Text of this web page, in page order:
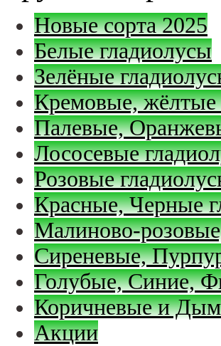
Новые сорта 2025
Белые гладиолусы
Зелёные
Кремовые, жёлтые
Палевые,
Лососевые
Розовые
Красные, Черные
Малиново-
Сиреневые,
Голубые, Синие,
Коричневые и
Акции